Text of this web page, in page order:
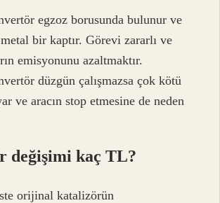
egzoz borusunda bulunur ve
metal bir kaptır. Görevi zararlı ve
emisyonunu azaltmaktır.
düzgün çalışmazsa çok kötü
ve aracın stop etmesine de neden
değişimi kaç TL?
orijinal katalizörün